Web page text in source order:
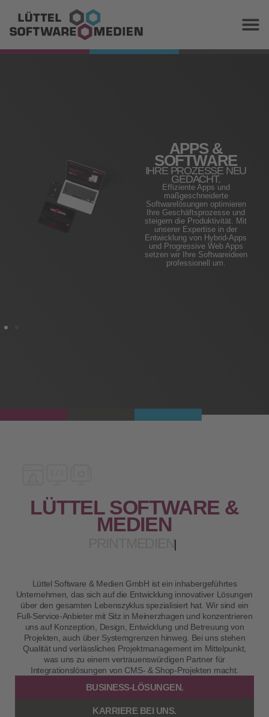
APPS &
SOFTWARE
IHRE PROZESSE NEU
GEDACHT.
Effiziente Apps und
maßgeschneiderte
Softwarelösungen optimieren
Ihre Geschäftsprozesse und
steigern die Produktivität. Mit
unserer Expertise in der
Entwicklung von Hybrid-Apps
und Progressive Web Apps
setzen wir Ihre Softwareideen
professionell um.
LÜTTEL SOFTWARE &
MEDIEN
PRINTMEDIEN
Lüttel Software & Medien GmbH ist ein inhabergeführtes
Unternehmen, das sich auf die Entwicklung innovativer Lösungen
über den gesamten Lebenszyklus spezialisiert hat. Wir sind ein
Full-Service-Anbieter mit Sitz in Meinerzhagen und konzentrieren
uns auf Konzeption, Design, Entwicklung und Betreuung von
Projekten, auch über Systemgrenzen hinweg. Bei uns stehen
Qualität und verlässliches Projektmanagement im Mittelpunkt,
was uns zu einem vertrauenswürdigen Partner für
Integrationslösungen von CMS- & Shop-Projekten macht.
BUSINESS-LÖSUNGEN.
KARRIERE BEI UNS.